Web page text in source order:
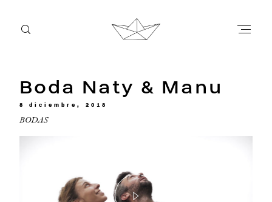
Boda Naty & Manu
8 diciembre, 2018
BODAS
BLOG